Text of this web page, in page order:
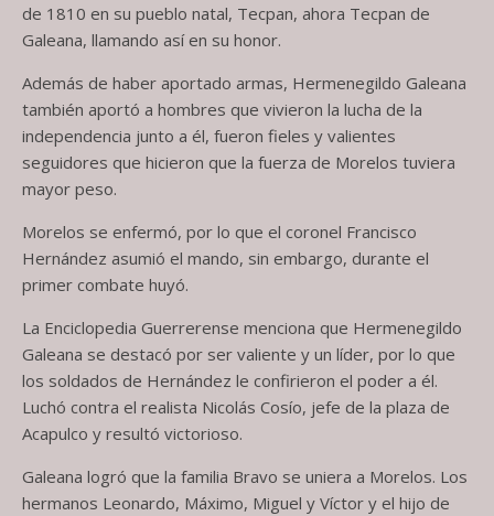
de 1810 en su pueblo natal, Tecpan, ahora Tecpan de
Galeana, llamando así en su honor.
Además de haber aportado armas, Hermenegildo Galeana
también aportó a hombres que vivieron la lucha de la
independencia junto a él, fueron fieles y valientes
seguidores que hicieron que la fuerza de Morelos tuviera
mayor peso.
Morelos se enfermó, por lo que el coronel Francisco
Hernández asumió el mando, sin embargo, durante el
primer combate huyó.
La Enciclopedia Guerrerense menciona que Hermenegildo
Galeana se destacó por ser valiente y un líder, por lo que
los soldados de Hernández le confirieron el poder a él.
Luchó contra el realista Nicolás Cosío, jefe de la plaza de
Acapulco y resultó victorioso.
Galeana logró que la familia Bravo se uniera a Morelos. Los
hermanos Leonardo, Máximo, Miguel y Víctor y el hijo de